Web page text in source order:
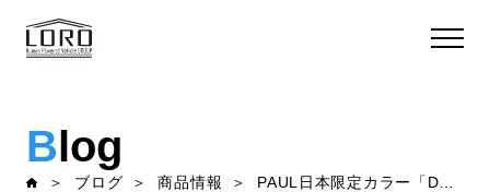
Blog
ブログ 商品情報 PAUL日本限定カラー「Desert Tan」入荷しています！